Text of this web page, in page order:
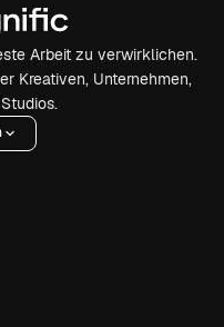
Arbeit zu verwirklichen.
Kreativen, Unternehmen,